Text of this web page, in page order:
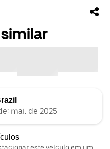
mai. de 2025
este veículo em um